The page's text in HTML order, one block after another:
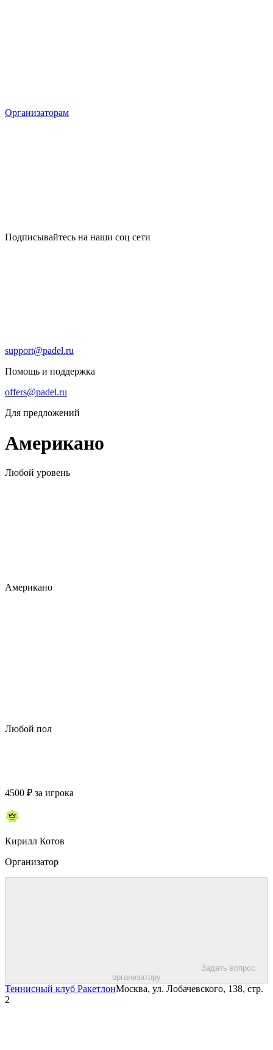
Организаторам
Подписывайтесь на наши соц сети
support@padel.ru
Помощь и поддержка
offers@padel.ru
Для предложений
Американо
Любой уровень
Американо
Любой пол
4500 ₽ за игрока
Кирилл Котов
Организатор
Задать вопрос
организатору
Теннисный клуб РакетлонМосква, ул. Лобачевского, 138, стр.
2